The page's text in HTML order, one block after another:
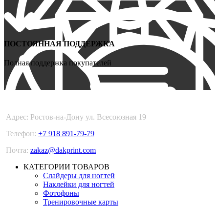
ПОСТОЯННАЯ ПОДДЕРЖКА
Полная поддержка покупателей
Адрес: Ростов-на-Дону ул. Всесоюзная 19
Телефон: +7 918 891-79-79
Почта: zakaz@dakprint.com
КАТЕГОРИИ ТОВАРОВ
Слайдеры для ногтей
Наклейки для ногтей
Фотофоны
Тренировочные карты